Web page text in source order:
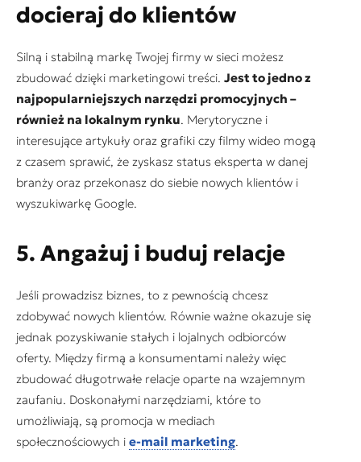
docieraj do klientów
Silną i stabilną markę Twojej firmy w sieci możesz
zbudować dzięki marketingowi treści. Jest to jedno z
najpopularniejszych narzędzi promocyjnych –
również na lokalnym rynku. Merytoryczne i
interesujące artykuły oraz grafiki czy filmy wideo mogą
z czasem sprawić, że zyskasz status eksperta w danej
branży oraz przekonasz do siebie nowych klientów i
wyszukiwarkę Google.
5. Angażuj i buduj relacje
Jeśli prowadzisz biznes, to z pewnością chcesz
zdobywać nowych klientów. Równie ważne okazuje się
jednak pozyskiwanie stałych i lojalnych odbiorców
oferty. Między firmą a konsumentami należy więc
zbudować długotrwałe relacje oparte na wzajemnym
zaufaniu. Doskonałymi narzędziami, które to
umożliwiają, są promocja w mediach
społecznościowych i e-mail marketing.